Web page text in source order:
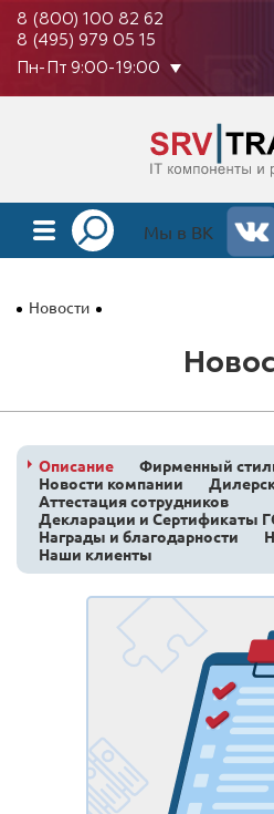
8 (800) 100 82 62
8 (495) 979 05 15
Пн-Пт 9:00-19:00
Мы в ВК
Новости
Описание Фирменный
Новости компании
Аттестация сотрудников
Декларации и Сертификаты
Награды и благодарности
Наши клиенты